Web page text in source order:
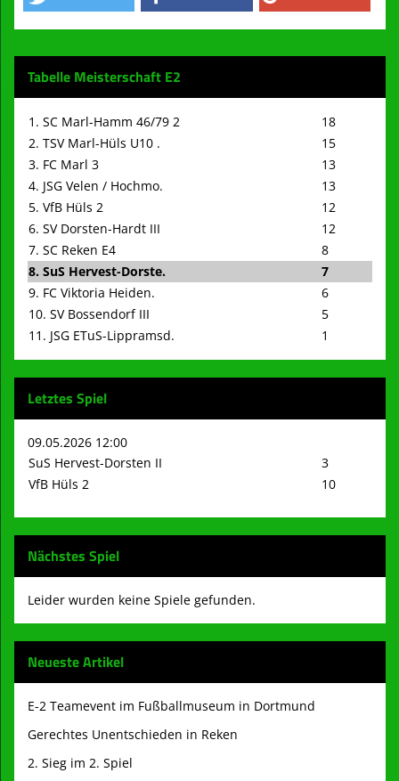
Tabelle Meisterschaft E2
1. SC Marl-Hamm 46/79 2
18
2. TSV Marl-Hüls U10 .
15
3. FC Marl 3
13
4. JSG Velen / Hochmo.
13
5. VfB Hüls 2
12
6. SV Dorsten-Hardt III
12
7. SC Reken E4
8
8. SuS Hervest-Dorste.
7
9. FC Viktoria Heiden.
6
10. SV Bossendorf III
5
11. JSG ETuS-Lippramsd.
1
Letztes Spiel
09.05.2026 12:00
SuS Hervest-Dorsten II
3
VfB Hüls 2
10
Nächstes Spiel
Leider wurden keine Spiele gefunden.
Neueste Artikel
E-2 Teamevent im Fußballmuseum in Dortmund
Gerechtes Unentschieden in Reken
2. Sieg im 2. Spiel